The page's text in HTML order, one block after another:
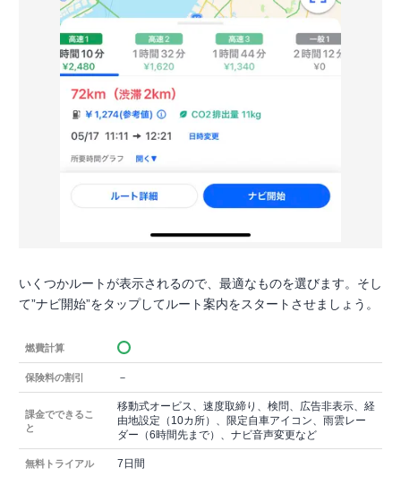
いくつかルートが表示されるので、最適なものを選びます。そし
て”ナビ開始”をタップしてルート案内をスタートさせましょう。
燃費計算
保険料の割引 －
課金でできるこ
と
移動式オービス、速度取締り、検問、広告非表示、経
由地設定（10カ所）、限定自車アイコン、雨雲レー
ダー（6時間先まで）、ナビ音声変更など
無料トライアル 7日間